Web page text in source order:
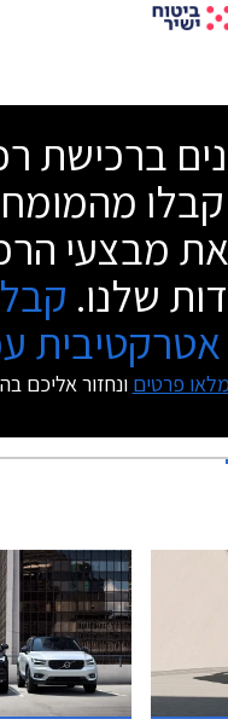
קבלו
את מבצעי
שלנו.
מלאו פרטים ונחזור אליכם